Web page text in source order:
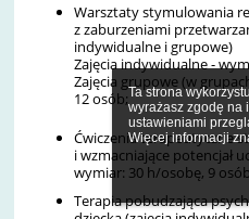
Ta strona
wyrażasz zgodę na
ustawieniami
Więcej informacji
Warsztaty stymulowania
z zaburzeniami
indywidualne i grupowe)
Zajęcia indywidualne -
Zajęcia grupowe (w
12 osób;
Ćwiczenia terapeutyczne
i wzmacniające potencjał
wymiar: 30 h/osobę, 9
Terapia pobudzająca